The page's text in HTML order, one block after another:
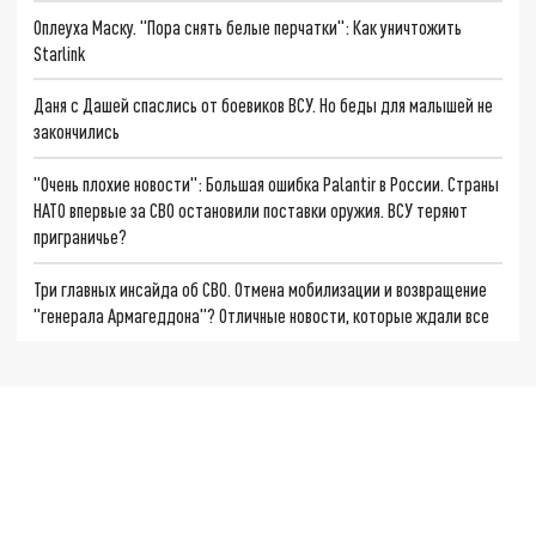
Оплеуха Маску. "Пора снять белые перчатки": Как уничтожить
Starlink
Даня с Дашей спаслись от боевиков ВСУ. Но беды для малышей не
закончились
"Очень плохие новости": Большая ошибка Palantir в России. Страны
НАТО впервые за СВО остановили поставки оружия. ВСУ теряют
приграничье?
Три главных инсайда об СВО. Отмена мобилизации и возвращение
"генерала Армагеддона"? Отличные новости, которые ждали все